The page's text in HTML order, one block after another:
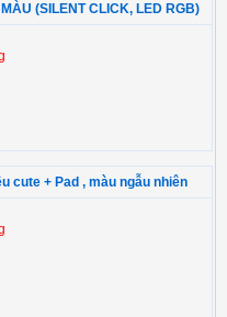
(SILENT CLICK, LED RGB)
cute + Pad , màu ngẫu nhiên